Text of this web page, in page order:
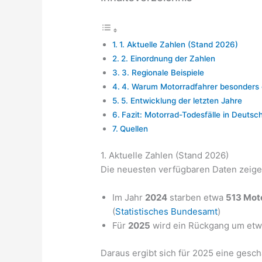
1. Aktuelle Zahlen (Stand 2026)
2. Einordnung der Zahlen
3. Regionale Beispiele
4. Warum Motorradfahrer
5. Entwicklung der letzten Jahre
Fazit: Motorrad-Todesfälle in
Quellen
1. Aktuelle Zahlen (Stand 2026)
Die neuesten verfügbaren Daten
Im Jahr 2024 starben etwa 513
(Statistisches Bundesamt)
Für 2025 wird ein Rückgang um
Daraus ergibt sich für 2025 eine